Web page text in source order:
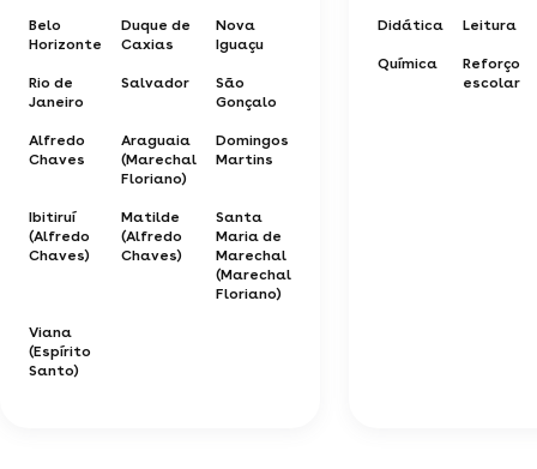
Belo
Horizonte
Duque de
Caxias
Nova
Iguaçu
Rio de
Janeiro
Salvador
São
Gonçalo
Alfredo
Chaves
Araguaia
(Marechal
Floriano)
Domingos
Martins
Ibitiruí
(Alfredo
Chaves)
Matilde
(Alfredo
Chaves)
Santa
Maria de
Marechal
(Marechal
Floriano)
Viana
(Espírito
Santo)
Didática Leitura
Química
Reforço
escolar